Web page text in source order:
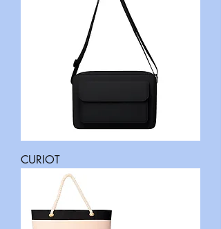
CURIOT